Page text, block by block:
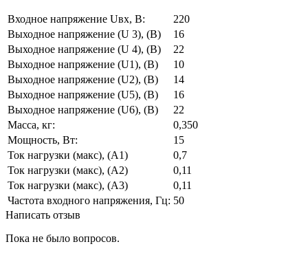
Входное напряжение Uвх, В:
220
Выходное напряжение (U 3), (В)
16
Выходное напряжение (U 4), (В)
22
Выходное напряжение (U1), (В)
10
Выходное напряжение (U2), (В)
14
Выходное напряжение (U5), (В)
16
Выходное напряжение (U6), (В)
22
Масса, кг:
0,350
Мощность, Вт:
15
Ток нагрузки (макс), (А1)
0,7
Ток нагрузки (макс), (А2)
0,11
Ток нагрузки (макс), (А3)
0,11
Частота входного напряжения, Гц: 50
Написать отзыв
Пока не было вопросов.